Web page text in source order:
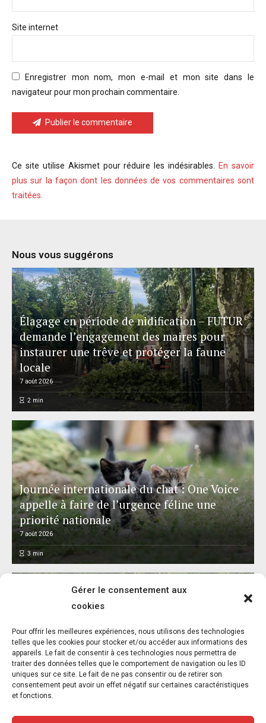
Gérer le consentement aux
cookies
Pour offrir les meilleures expériences, nous utilisons des technologies
telles que les cookies pour stocker et/ou accéder aux informations des
appareils. Le fait de consentir à ces technologies nous permettra de
traiter des données telles que le comportement de navigation ou les ID
uniques sur ce site. Le fait de ne pas consentir ou de retirer son
consentement peut avoir un effet négatif sur certaines caractéristiques
et fonctions.
Site internet
Enregistrer mon nom, mon e-mail et mon site dans le
navigateur pour mon prochain commentaire.
Publier le commentaire
Ce site utilise Akismet pour réduire les indésirables.
En savoir
plus sur la façon dont les données de vos commentaires sont
traitées
Nous vous suggérons
Élagage en période de nidification – FUTUR
demande l’engagement des maires pour
instaurer une trêve et protéger la faune
locale
7 août 2026
2min
Journée internationale du chat : One Voice
appelle à faire de l’urgence féline une
priorité nationale
7 août 2026
3 min
L’association FUTUR dénonce le recours à
des « tirs sanitaires » sur des animaux
sauvages déjà victimes de l’incendie
d’Achères-la-Forêt
7 août 2026